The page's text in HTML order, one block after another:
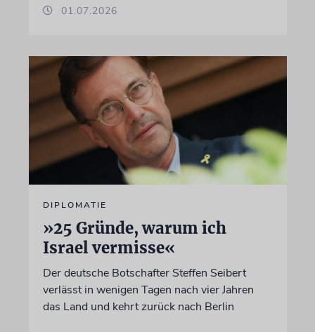
01.07.2026
DIPLOMATIE
»25 Gründe, warum ich
Israel vermisse«
Der deutsche Botschafter Steffen Seibert
verlässt in wenigen Tagen nach vier Jahren
das Land und kehrt zurück nach Berlin